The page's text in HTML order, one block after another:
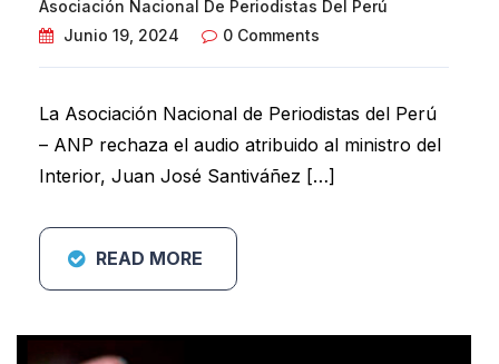
Asociación Nacional De Periodistas Del Perú
Junio 19, 2024
0 Comments
La Asociación Nacional de Periodistas del Perú
– ANP rechaza el audio atribuido al ministro del
Interior, Juan José Santiváñez […]
READ MORE